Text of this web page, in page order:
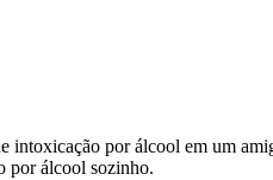
intoxicação por álcool em um
por álcool sozinho.